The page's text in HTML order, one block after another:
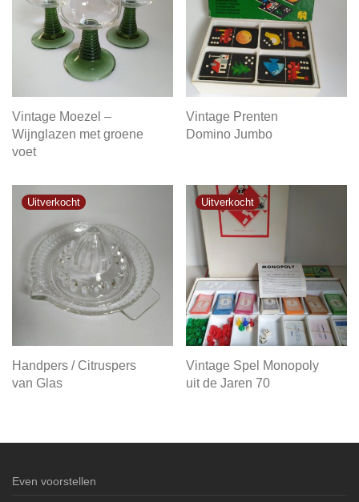
Vintage Moezel –
Wijnglazen met groene
voet
Vintage Prenten
Domino Jumbo
Handpers / Citruspers
van Glas
Vintage Spel Monopoly
uit de Jaren 70
Even voorstellen